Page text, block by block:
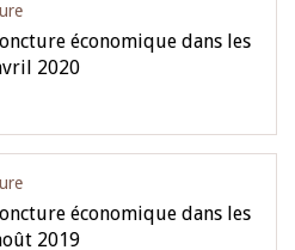
économique dans les
2020
économique dans les
2019